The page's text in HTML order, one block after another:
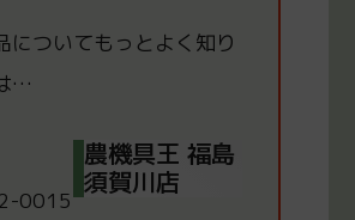
についてもっと よく知り
…
0015
農機具王 福島
須賀川店